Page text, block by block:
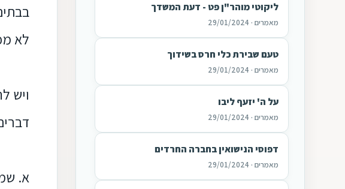
ליקוטי מוהר"ן פט - דעת המשדך
מאמרים · 29/01/2024
טעם שבירת כלי חרס בשידוך
מאמרים · 29/01/2024
על ה' יזעף ליבו
מאמרים · 29/01/2024
דפוסי הנישואין בחברה החרדים
מאמרים · 29/01/2024
לא
ויש
א.